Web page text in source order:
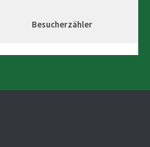
Besucherzähler